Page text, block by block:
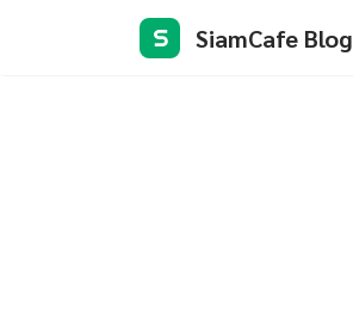
S SiamCafe Blog